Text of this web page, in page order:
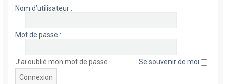
Nom d’utilisateur :
Mot de passe :
J’ai oublié mon mot de passe Se souvenir de moi